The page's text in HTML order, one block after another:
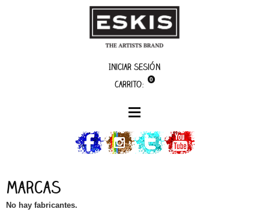
Iniciar sesión
Carrito:
0
Fabricantes:
Marcas
No hay fabricantes.